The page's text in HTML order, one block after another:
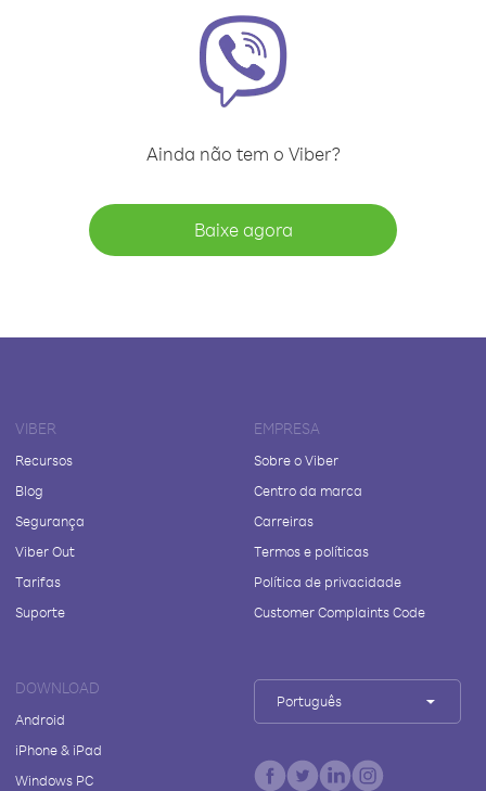
Ainda não tem o Viber?
Baixe agora
VIBER
Recursos
Blog
Segurança
Viber Out
Tarifas
Suporte
EMPRESA
Sobre o Viber
Centro da marca
Carreiras
Termos e políticas
Política de privacidade
Customer Complaints Code
DOWNLOAD
Android
iPhone & iPad
Windows PC
Português